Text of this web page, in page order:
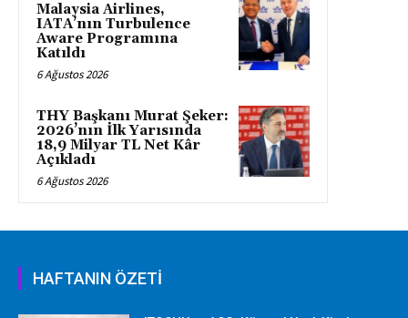
Malaysia Airlines,
IATA’nın Turbulence
Aware Programına
Katıldı
6 Ağustos 2026
THY Başkanı Murat Şeker:
2026’nın İlk Yarısında
18,9 Milyar TL Net Kâr
Açıkladı
6 Ağustos 2026
HAFTANIN ÖZETİ